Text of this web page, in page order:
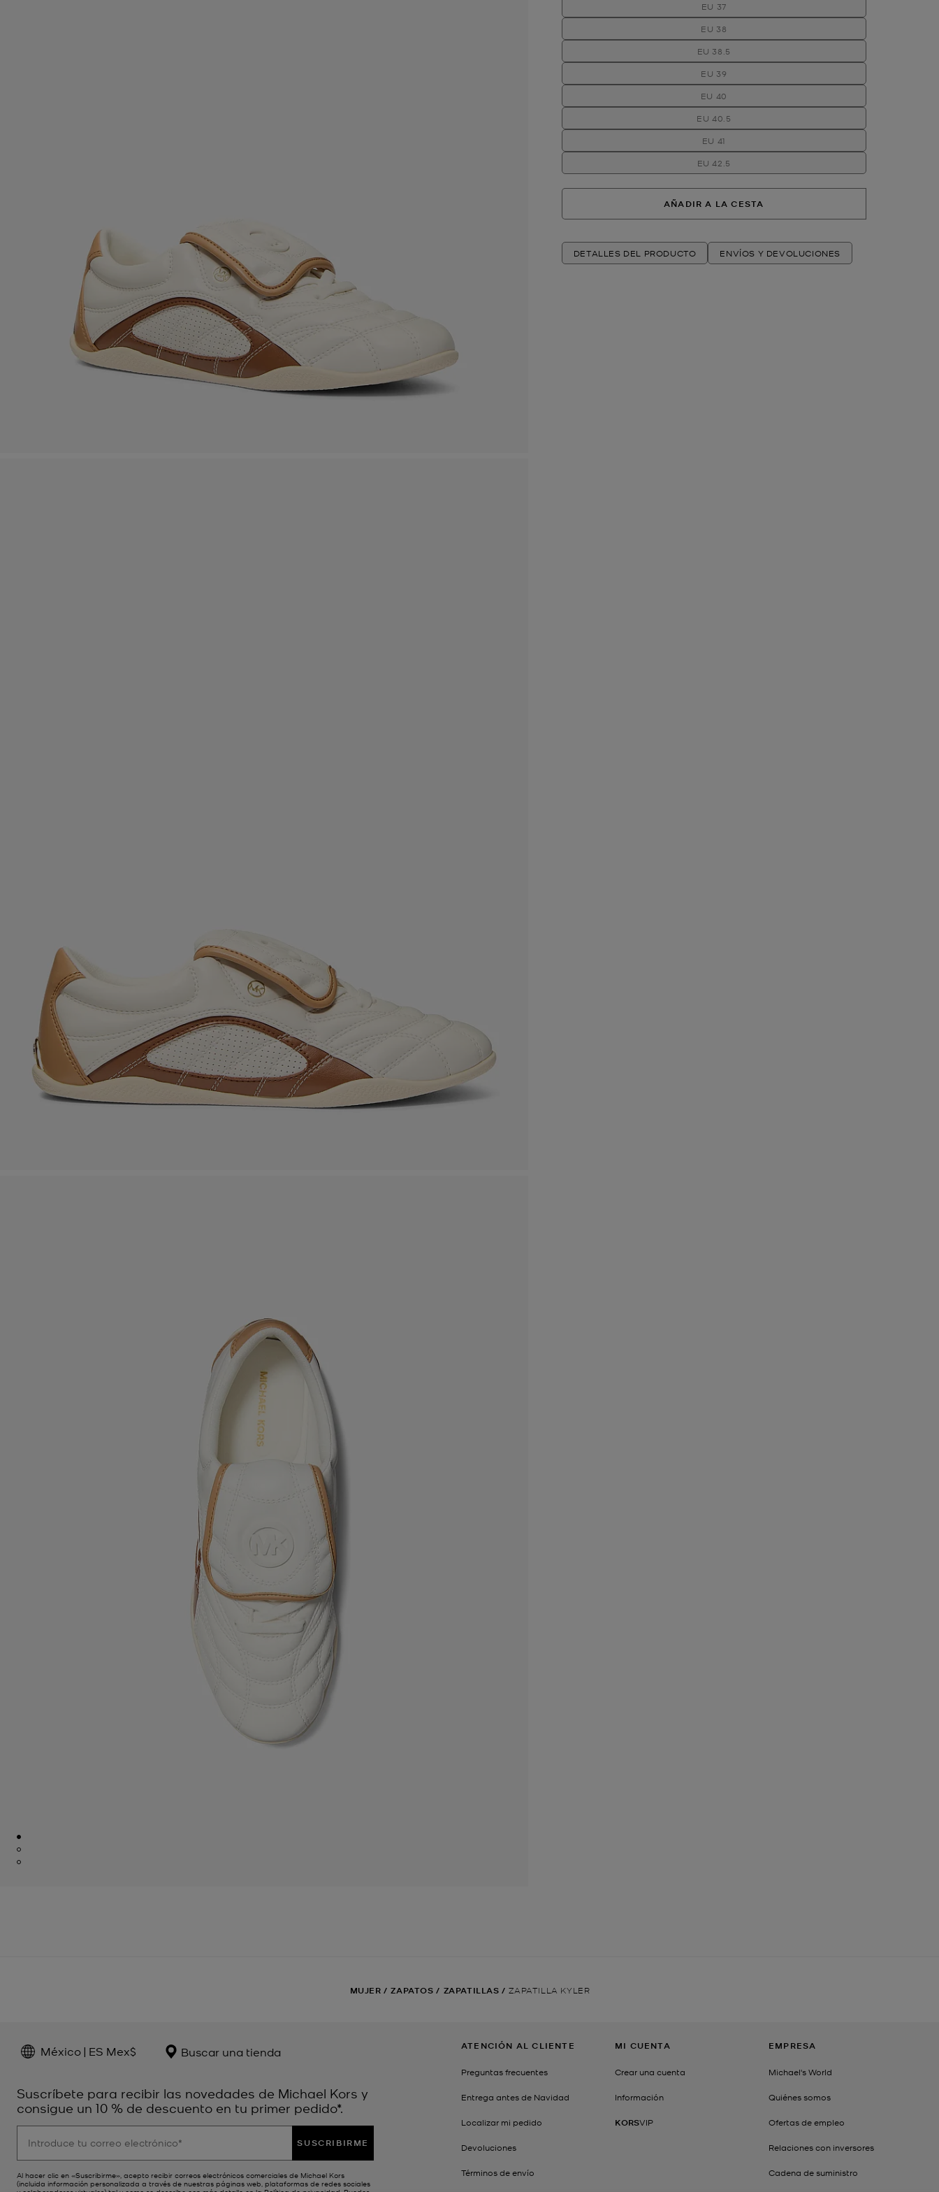
EU 37
EU 38
EU 38.5
EU 39
EU 40
EU 40.5
EU 41
EU 42.5
AÑADIR A LA CESTA
DETALLES DEL PRODUCTO ENVÍOS Y DEVOLUCIONES
MUJER / ZAPATOS / ZAPATILLAS / ZAPATILLA KYLER
México | ES Mex$ Buscar una tienda
Suscríbete para recibir las novedades de Michael Kors y
consigue un 10 % de descuento en tu primer pedido*.
SUSCRIBIRME
Al hacer clic en «Suscribirme», acepto recibir correos electrónicos comerciales de Michael Kors
(incluida información personalizada a través de nuestras páginas web, plataformas de redes sociales
ATENCIÓN AL CLIENTE
Preguntas frecuentes
Entrega antes de Navidad
Localizar mi pedido
Devoluciones
Términos de envío
MI CUENTA
Crear una cuenta
Información
KORSVIP
EMPRESA
Michael's World
Quiénes somos
Ofertas de empleo
Relaciones con inversores
Cadena de suministro